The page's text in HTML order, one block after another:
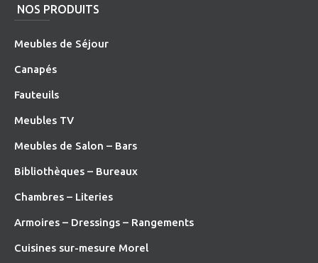
NOS PRODUITS
Meubles de Séjour
Canapés
Fauteuils
Meubles TV
Meubles de Salon – Bars
Bibliothèques – Bureaux
Chambres – Literies
Armoires – Dressings – Rangements
Cuisines sur-mesure Morel